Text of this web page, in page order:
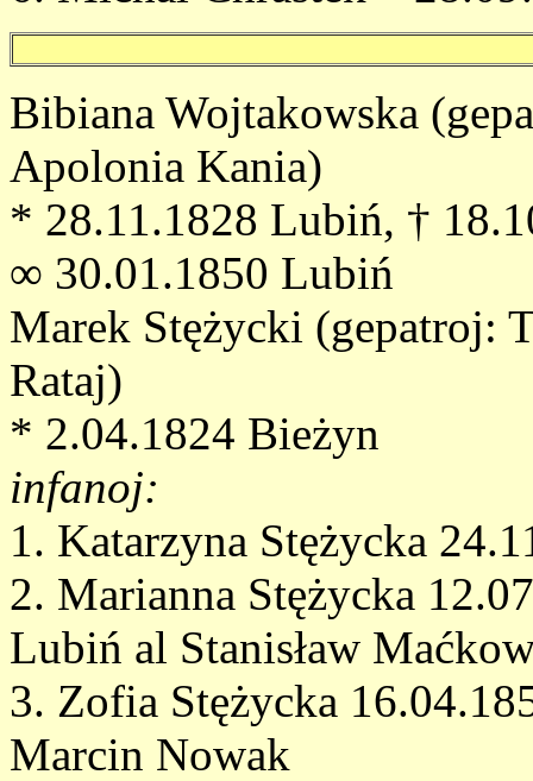
Bibiana Wojtakowska
Apolonia Kania)
* 28.11.1828 Lubiń, †
∞ 30.01.1850 Lubiń
Marek Stężycki (gepatroj:
Rataj)
* 2.04.1824 Bieżyn
infanoj:
1. Katarzyna Stężycka
2. Marianna Stężycka
Lubiń al Stanisław
3. Zofia Stężycka
Marcin Nowak